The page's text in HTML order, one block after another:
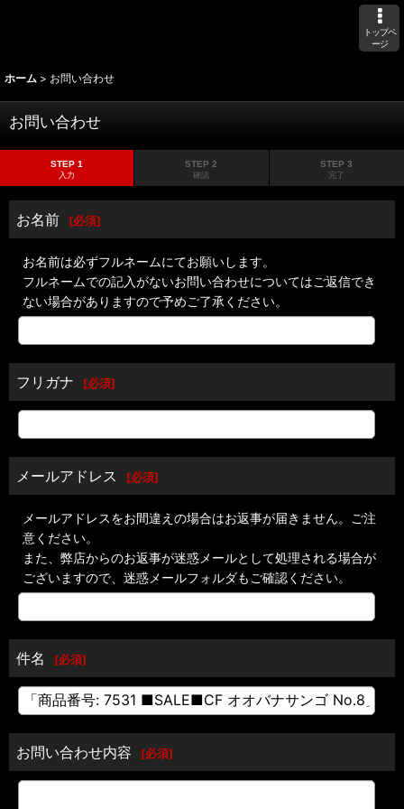
トップペ
ージ
ホーム > お問い合わせ
お問い合わせ
STEP 1
入力
STEP 2
確認
STEP 3
完了
お名前 [必須]
お名前は必ずフルネームにてお願いします。
フルネームでの記入がないお問い合わせについてはご返信でき
ない場合がありますので予めご了承ください。
フリガナ [必須]
メールアドレス [必須]
メールアドレスをお間違えの場合はお返事が届きません。ご注
意ください。
また、弊店からのお返事が迷惑メールとして処理される場合が
ございますので、迷惑メールフォルダもご確認ください。
件名 [必須]
お問い合わせ内容 [必須]